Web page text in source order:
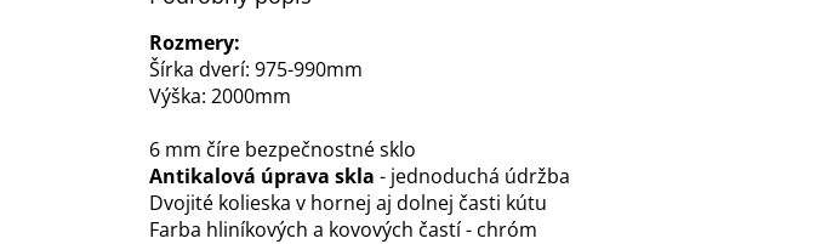
Rozmery:
Šírka dverí: 975-990mm
Výška: 2000mm
6 mm číre bezpečnostné sklo
Antikalová úprava skla - jednoduchá údržba
Dvojité kolieska v hornej aj dolnej časti kútu
Farba hliníkových a kovových častí - chróm